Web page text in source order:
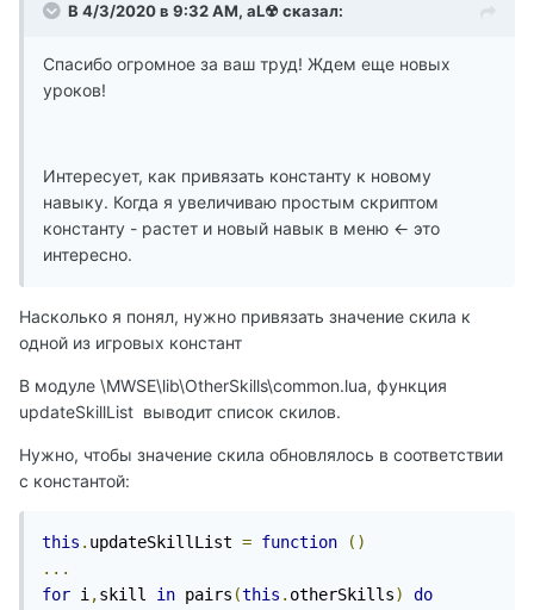
В 4/3/2020 в 9:32 AM, aL☢ сказал:
Спасибо огромное за ваш труд! Ждем еще новых
уроков!
Интересует, как привязать константу к новому
навыку. Когда я увеличиваю простым скриптом
константу - растет и новый навык в меню <- это
интересно.
Насколько я понял, нужно привязать значение скила к
одной из игровых констант
В модуле \MWSE\lib\OtherSkills\common.lua, функция
updateSkillList выводит список скилов.
Нужно, чтобы значение скила обновлялось в соответствии
с константой:
this . updateSkillList = function
()
...
for i,skill in pairs (this . otherSkills)
do